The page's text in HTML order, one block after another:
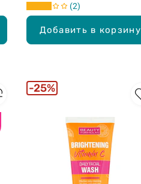
Добавить в корзину
2
25%